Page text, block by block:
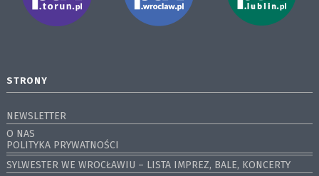
STRONY
NEWSLETTER
O NAS
POLITYKA PRYWATNOŚCI
SYLWESTER WE WROCŁAWIU – LISTA IMPREZ, BALE, KONCERTY